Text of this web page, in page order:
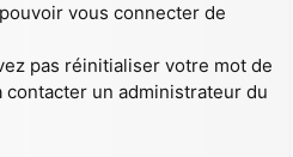
vous connecter de
pas réinitialiser votre mot de
contacter un administrateur du